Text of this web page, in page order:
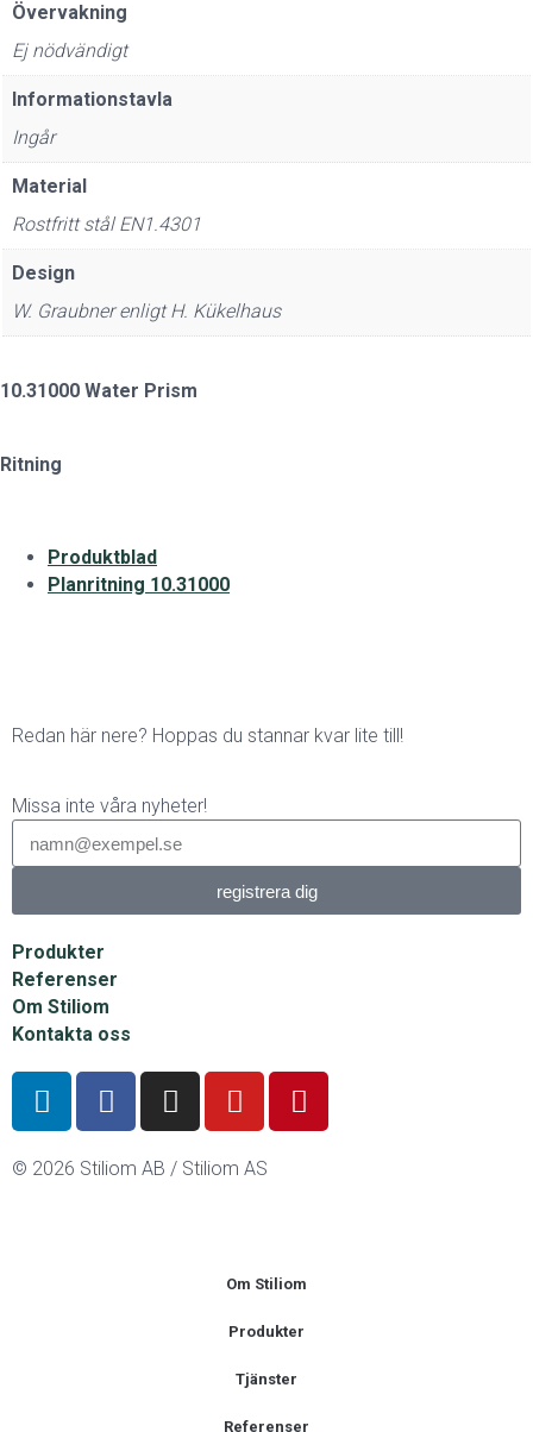
Övervakning
Ej nödvändigt
Informationstavla
Ingår
Material
Rostfritt stål EN1.4301
Design
W. Graubner enligt H. Kükelhaus
10.31000 Water Prism
Ritning
Produktblad
Planritning 10.31000
Redan här nere? Hoppas du stannar kvar lite till!
Missa inte våra nyheter!
registrera dig
Produkter
Referenser
Om Stiliom
Kontakta oss
© 2026 Stiliom AB / Stiliom AS
Om Stiliom
Produkter
Tjänster
Referenser